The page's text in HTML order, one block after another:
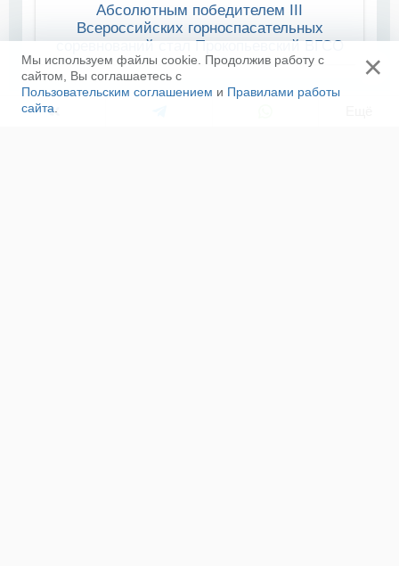
Абсолютным победителем III
Всероссийских горноспасательных
соревнований стал Прокопьевский ВГСО
Мы используем файлы cookie. Продолжив работу с
сайтом, Вы соглашаетесь с
Пользовательским соглашением и Правилами работы
сайта
×